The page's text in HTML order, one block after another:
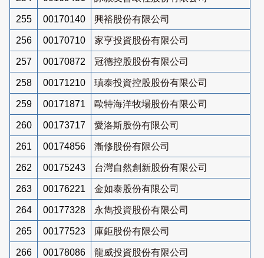
255 00170140 興裕股份有限公司
256 00170710 家亨投資股份有限公司
257 00170872 冠德控股股份有限公司
258 00171210 瑱泰投資控股股份有限公司
259 00171871 歐特海洋牧場股份有限公司
260 00173717 愛洛斯股份有限公司
261 00174856 漸修股份有限公司
262 00175243 台灣自然創新股份有限公司
263 00176221 金如泰股份有限公司
264 00177328 永雋投資股份有限公司
265 00177523 庫鉅股份有限公司
266 00178086 龍威投資股份有限公司